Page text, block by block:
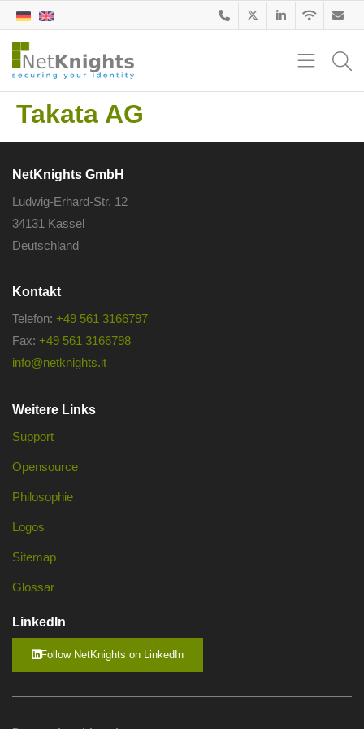
Takata AG
NetKnights GmbH
Ludwig-Erhard-Str. 12
34131 Kassel
Deutschland
Kontakt
Telefon: +49 561 3166797
Fax: +49 561 3166798
info@netknights.it
Weitere Links
Support
Opensource
Philosophie
Logos
Sitemap
Glossar
LinkedIn
Follow NetKnights on LinkedIn